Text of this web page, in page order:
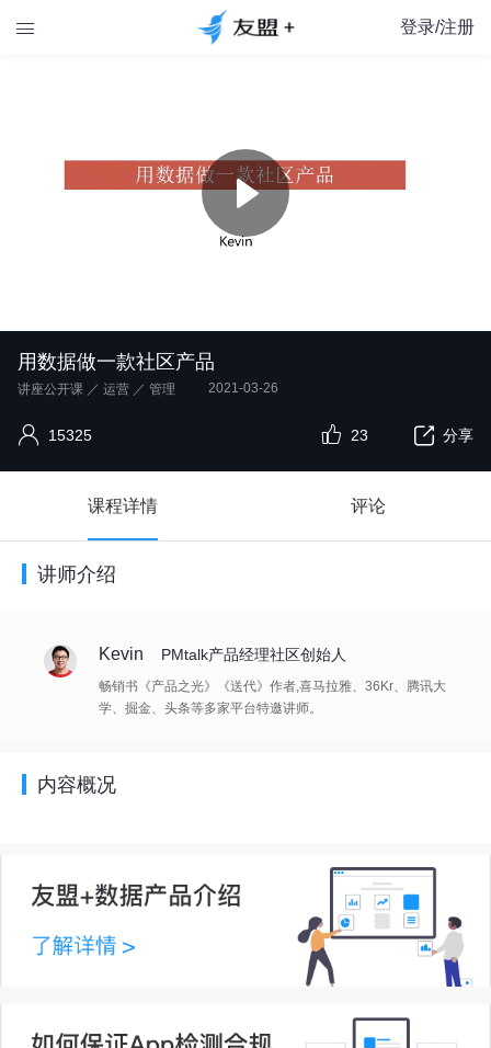
 登录/注册
用数据做一款社区产品
讲座公开课 ／ 运营 ／ 管理 2021-03-26
15325 分享
23
课程详情 评论
讲师介绍
Kevin PMtalk产品经理社区创始人
畅销书《产品之光》《送代》作者,喜马拉雅、36Kr、腾讯大
学、掘金、头条等多家平台特邀讲师。
内容概况